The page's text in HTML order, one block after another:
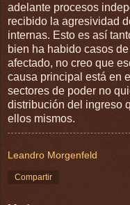
adelante procesos
recibido la agresividad
internas. Esto es así
bien ha habido casos
afectado, no creo que
causa principal está en
sectores de poder no
distribución del ingreso
ellos mismos.
Leandro Morgenfeld
Compartir